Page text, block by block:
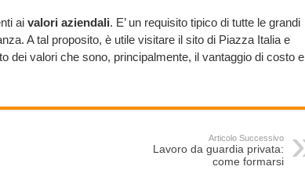
aivalori aziendali. E’ un requisito tipico di tutte le grandi
A tal proposito, è utile visitare il sito di Piazza Italia e
dei valori che sono, principalmente, il vantaggio di costo e
Articolo Successivo
Lavoro da guardia privata:
come formarsi